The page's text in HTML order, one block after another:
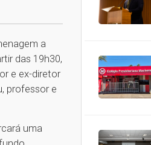
a
das 19h30,
e ex-diretor
professor e
uma